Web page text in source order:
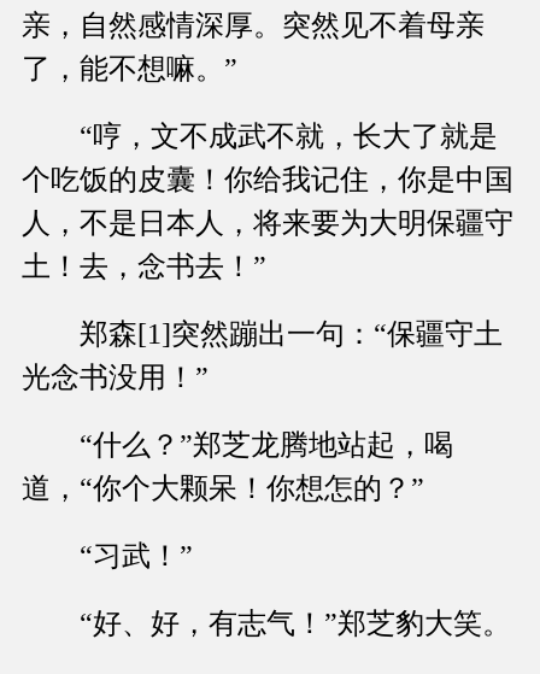
亲，自然感情深厚。突然见不着母亲
了，能不想嘛。”
“哼，文不成武不就，长大了就是
个吃饭的皮囊！你给我记住，你是中国
人，不是日本人，将来要为大明保疆守
土！去，念书去！”
郑森[1]突然蹦出一句：“保疆守土
光念书没用！”
“什么？”郑芝龙腾地站起，喝
道，“你个大颗呆！你想怎的？”
“习武！”
“好、好，有志气！”郑芝豹大笑。